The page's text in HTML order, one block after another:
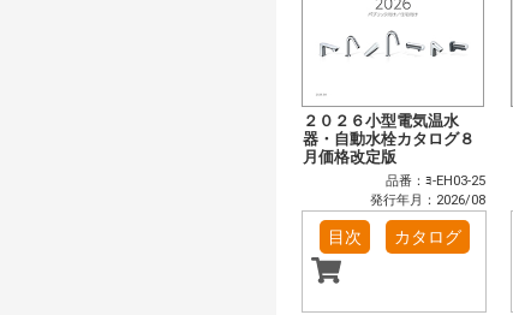
２０２６小型電気温水
器・自動水栓カタログ８
月価格改定版
品番：ﾖ-EH03-25
発行年月：2026/08
目次 カタログ